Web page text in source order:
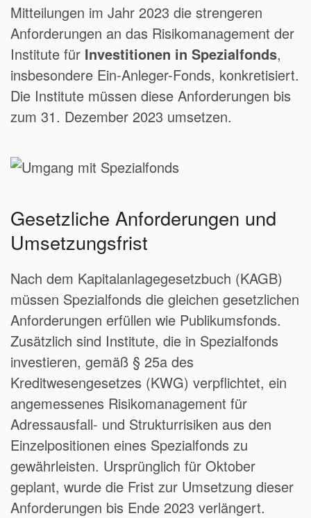
Mitteilungen im Jahr 2023 die strengeren
Anforderungen an das Risikomanagement der
Institute für Investitionen in Spezialfonds,
insbesondere Ein-Anleger-Fonds, konkretisiert.
Die Institute müssen diese Anforderungen bis
zum 31. Dezember 2023 umsetzen.
Gesetzliche Anforderungen und
Umsetzungsfrist
Nach dem Kapitalanlagegesetzbuch (KAGB)
müssen Spezialfonds die gleichen gesetzlichen
Anforderungen erfüllen wie Publikumsfonds.
Zusätzlich sind Institute, die in Spezialfonds
investieren, gemäß § 25a des
Kreditwesengesetzes (KWG) verpflichtet, ein
angemessenes Risikomanagement für
Adressausfall- und Strukturrisiken aus den
Einzelpositionen eines Spezialfonds zu
gewährleisten. Ursprünglich für Oktober
geplant, wurde die Frist zur Umsetzung dieser
Anforderungen bis Ende 2023 verlängert.